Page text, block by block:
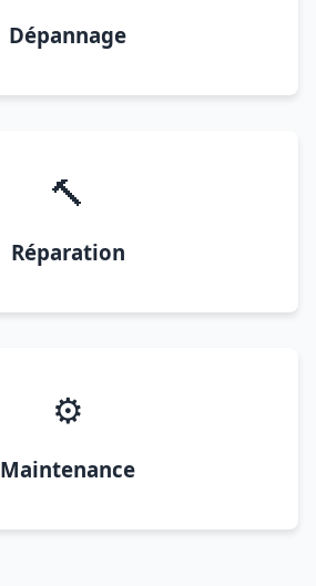
Dépannage
🔨
Réparation
⚙️
Maintenance